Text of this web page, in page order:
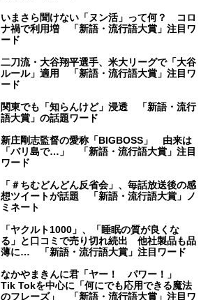
いまさら聞けない「ヌン活」って何？ コロ
ナ禍で利用増 「新語・流行語大賞」注目ワ
ード
二刀流・大谷翔平選手、米大リーグで「大谷
ルール」適用 「新語・流行語大賞」注目ワ
ード
関東でも「知らんけど」浸透 「新語・流行
語大賞」の話題ワード
新庄剛志監督の愛称「BIGBOSS」 由来は
「バリ島で…」 「新語・流行語大賞」注目
ワード
「＃ちむどんどん反省会」、毎話放送後の感
想ツイートが話題 「新語・流行語大賞」ノ
ミネート
「ヤクルト1000」、「睡眠の質が良くな
る」と口コミで売り切れ続出 他社製品も品
薄に… 「新語・流行語大賞」注目ワード
なかやまきんに君「ヤー！ パワー！」
Tik Tokを中心に「何にでも応用できる魔法
のフレーズ」 「新語・流行語大賞」注目ワ